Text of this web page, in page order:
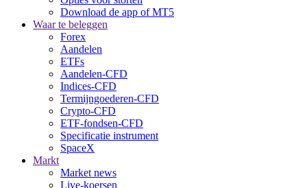
Download de app of MT5
Waar te beleggen
Forex
Aandelen
ETFs
Aandelen-CFD
Indices-CFD
Termijngoederen-CFD
Crypto-CFD
ETF-fondsen-CFD
Specificatie instrument
SpaceX
Markt
Market news
Live-koersen